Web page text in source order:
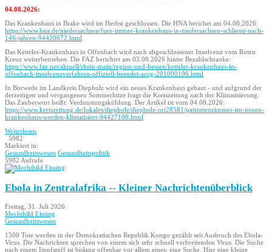
04.08.2026:
Das Krankenhaus in Brake wird im Herbst geschlossen. Die HNA berichet am 04.08.2026:
https://www.hna.de/niedersachsen/fuer-immer-krankenhaus-in-niedersachsen-schliesst-nach-
146-jahren-94420672.html
Das Ketteler-Krankenhaus in Offenbach wird nach abgeschlossener Insolvenz vom Roten
Kreuz weiterbetrieben. Die FAZ berichtet am 03.08.2026 hinter Bezahlschranke:
https://www.faz.net/aktuell/rhein-main/region-und-hessen/ketteler-krankenhaus-in-
offenbach-insolvenzverfahren-offiziell-beendet-accg-201090196.html
In Borwede im Landkreis Diepholz wird ein neues Krankenhaus gebaut - und aufgrund der
derzeitigen und vergangenen Sommerhitze fragt die Kreiszeitung nach der Klimatisierung.
Das Zauberwort heißt: Verdunstungskühlung. Der Artikel ist vom 04.08.2026:
https://www.kreiszeitung.de/lokales/diepholz/diepholz-ort28581/patientenzimmer-im-neuen-
krankenhaus-werden-klimatisiert-94427108.html
Weiterlesen
5982
Markiert in:
Gesundheitswesen Gesundheitspolitik
5982 Aufrufe
Ebola in Zentralafrika -- Kleiner Nachrichtenüberblick
Freitag, 31. Juli 2026
Mechthild Eissing
Gesundheitswesen
1500 Tote werden in der Demokratischen Republik Kongo gezählt seit Ausbruch des Ebola-
Virus. Die Nachrichten sprechen von einem sich sehr schnell verbreitenden Virus. Die Suche
nach einem Impfstoff ist bislang offenbar vor allem eines: eine Suche. Hier eine kleine